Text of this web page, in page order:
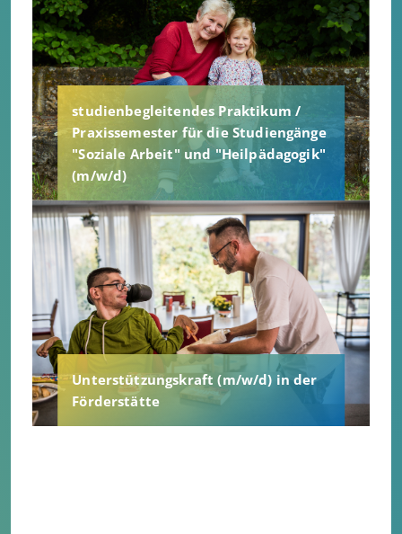
studienbegleitendes Praktikum /
Praxissemester für die Studiengänge
"Soziale Arbeit" und "Heilpädagogik"
(m/w/d)
Unterstützungskraft (m/w/d) in der
Förderstätte